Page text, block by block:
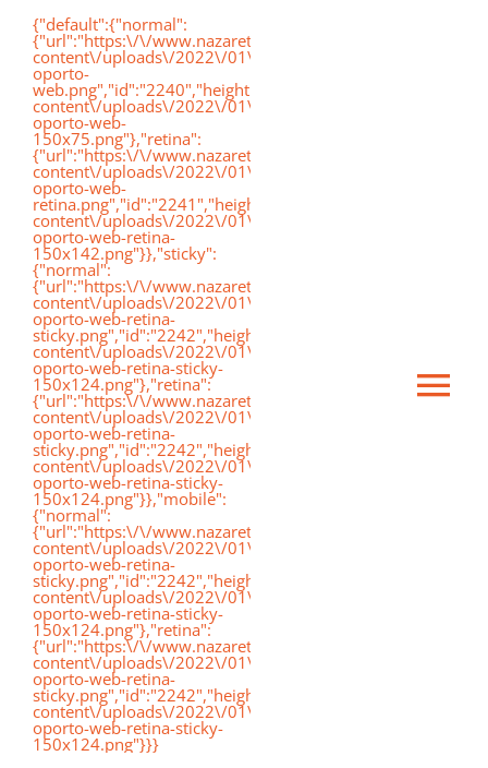
Saltar
contenido
{"default":{"normal":
{"url":"https:\/\/www.nazaretoporto.org\/wp-
content\/uploads\/2022\/01\/logo-
oporto-
content\/uploads\/2022\/01\/logo-
oporto-web-
150x75.png"},"retina":
{"url":"https:\/\/www.nazaretoporto.org\/wp-
content\/uploads\/2022\/01\/logo-
oporto-web-
content\/uploads\/2022\/01\/logo-
oporto-web-retina-
150x142.png"}},"sticky":
{"normal":
{"url":"https:\/\/www.nazaretoporto.org\/wp-
content\/uploads\/2022\/01\/logo-
oporto-web-retina-
content\/uploads\/2022\/01\/logo-
oporto-web-retina-sticky-
150x124.png"},"retina":
{"url":"https:\/\/www.nazaretoporto.org\/wp-
content\/uploads\/2022\/01\/logo-
oporto-web-retina-
content\/uploads\/2022\/01\/logo-
oporto-web-retina-sticky-
150x124.png"}},"mobile":
{"normal":
{"url":"https:\/\/www.nazaretoporto.org\/wp-
content\/uploads\/2022\/01\/logo-
oporto-web-retina-
content\/uploads\/2022\/01\/logo-
oporto-web-retina-sticky-
150x124.png"},"retina":
{"url":"https:\/\/www.nazaretoporto.org\/wp-
content\/uploads\/2022\/01\/logo-
oporto-web-retina-
content\/uploads\/2022\/01\/logo-
oporto-web-retina-sticky-
150x124.png"}}}
Inicio
Conócenos
Etapas educativas
Nuestro Cole